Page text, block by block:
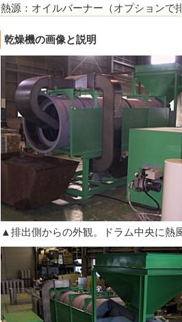
熱源：オイルバーナー（オプションで
乾燥機の画像と説明
▲排出側からの外観。ドラム中央に熱